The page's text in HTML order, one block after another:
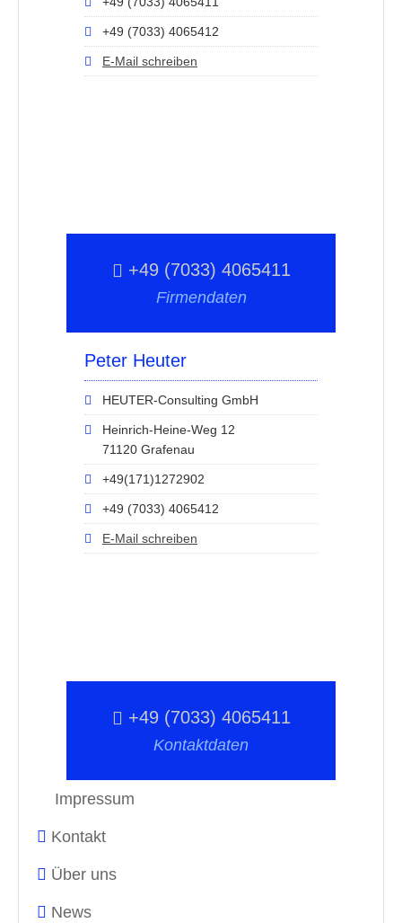
+49 (7033) 4065412
E-Mail schreiben
+49 (7033) 4065411
Firmendaten
Peter Heuter
HEUTER-Consulting GmbH
Heinrich-Heine-Weg 12
71120 Grafenau
+49(171)1272902
+49 (7033) 4065412
E-Mail schreiben
+49 (7033) 4065411
Kontaktdaten
Impressum
Kontakt
Über uns
News